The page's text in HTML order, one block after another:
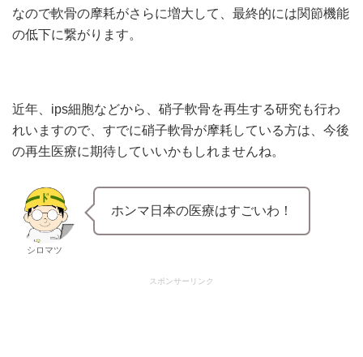
なので軟骨の摩耗がさらに増大して、最終的には関節機能
の低下に繋がります。
近年、ips細胞などから、硝子軟骨を再生する研究も行わ
れいますので、すでに硝子軟骨が摩耗している方は、今後
の再生医療に期待していいかもしれませんね。
シロマツ
ホンマ日本の医療はすごいわ！
スポンサーリンク